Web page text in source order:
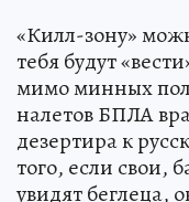
«Килл-зону»
тебя будут
мимо минных
налетов БПЛА
дезертира к
того, если свои,
увидят беглеца,